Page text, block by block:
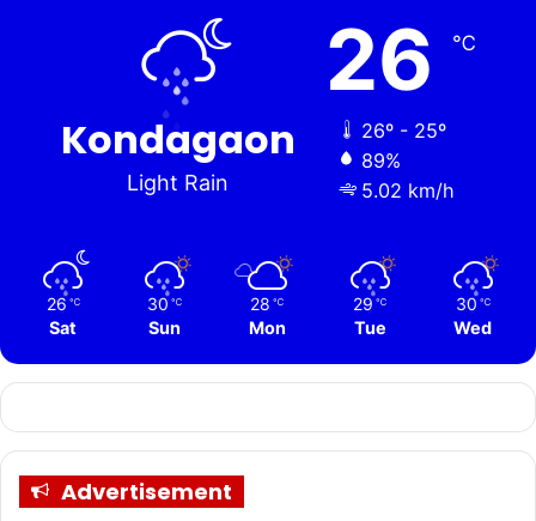
Kondagaon
Light Rain
26 ℃
26º - 25º
89%
5.02 km/h
26 ℃
Sat
30 ℃
Sun
28 ℃
Mon
29 ℃
Tue
30 ℃
Wed
Advertisement